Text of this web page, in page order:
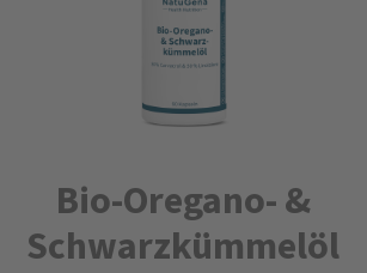
Bio-Oregano- &
Schwarzkümmelöl